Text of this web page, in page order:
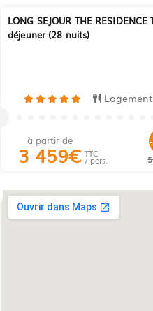
LONG SEJOUR THE
déjeuner (28 nuits)
à partir de
3 459€ TTC
/ pers.